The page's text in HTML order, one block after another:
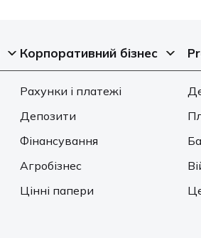
Корпоративний бізнес
Рахунки і платежі
Депозити
Фінансування
Агробізнес
Цінні папери